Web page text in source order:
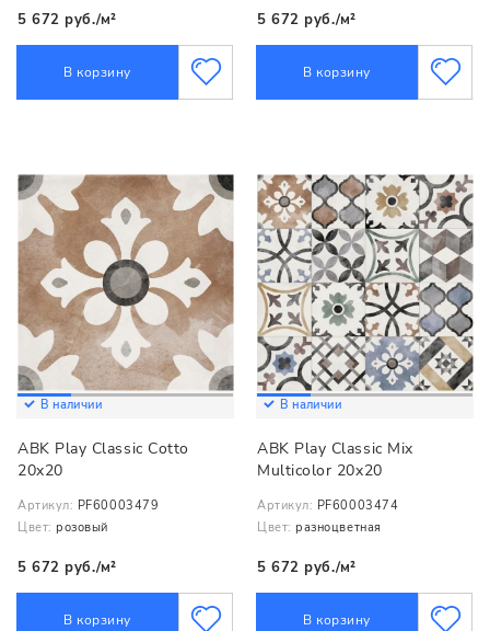
5 672 руб./м²
В корзину
5 672 руб./м²
В корзину
В наличии
ABK Play Classic Cotto
20x20
Артикул: PF60003479
Цвет: розовый
5 672 руб./м²
В корзину
В наличии
ABK Play Classic Mix
Multicolor 20x20
Артикул: PF60003474
Цвет: разноцветная
5 672 руб./м²
В корзину